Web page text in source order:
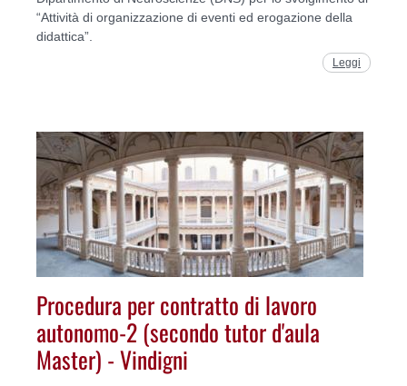
“Attività di organizzazione di eventi ed erogazione della
didattica”.
Leggi
Procedura per contratto di lavoro
autonomo-2 (secondo tutor d'aula
Master) - Vindigni